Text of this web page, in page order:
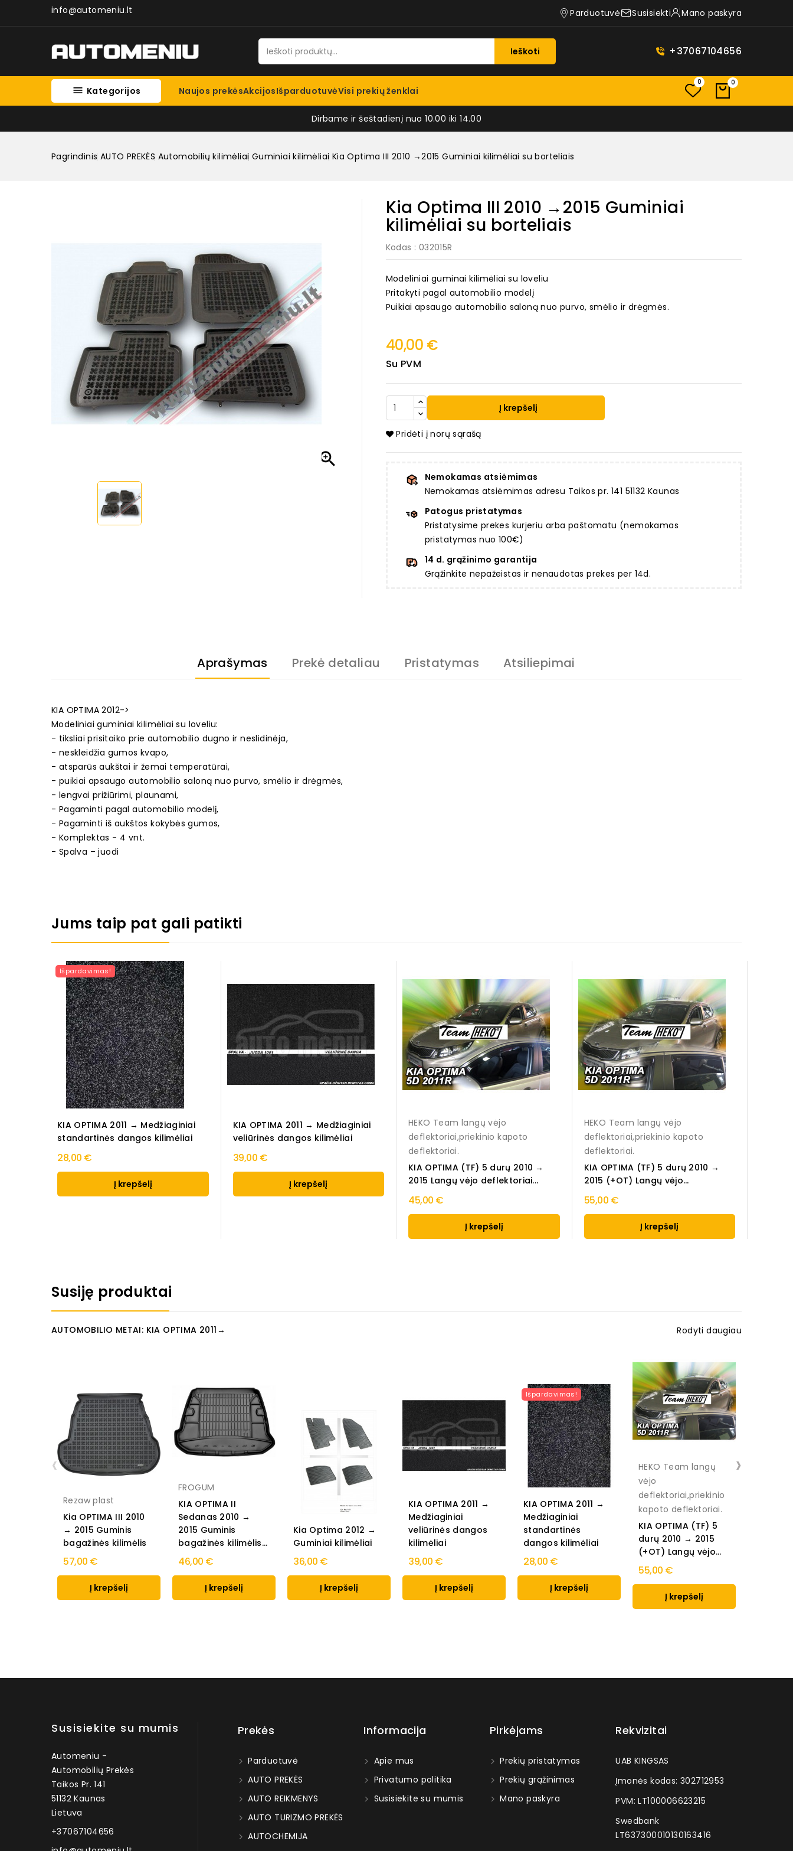
info@automeniu.lt Parduotuvė Susisiekti Mano paskyra
Ieškoti +37067104656
 Kategorijos Naujos prekėsAkcijosIšparduotuvėVisi prekių ženklai
0 0
Dirbame ir šeštadienį nuo 10.00 iki 14.00
Pagrindinis AUTO PREKĖS Automobilių kilimėliai Guminiai kilimėliai Kia Optima III 2010 →2015 Guminiai kilimėliai su borteliais

Kia Optima III 2010 →2015 Guminiai
kilimėliai su borteliais
Kodas : 032015R
Modeliniai guminai kilimėliai su loveliu
Pritakyti pagal automobilio modelį
Puikiai apsaugo automobilio saloną nuo purvo, smėlio ir drėgmės.
40,00 €
Su PVM
Į krepšelį
Pridėti į norų sąrašą
Nemokamas atsiėmimas
Nemokamas atsiėmimas adresu Taikos pr. 141 51132 Kaunas
Patogus pristatymas
Pristatysime prekes kurjeriu arba paštomatu (nemokamas
pristatymas nuo 100€)
14 d. grąžinimo garantija
Grąžinkite nepažeistas ir nenaudotas prekes per 14d.
Aprašymas Prekė detaliau Pristatymas Atsiliepimai
KIA OPTIMA 2012->
Modeliniai guminiai kilimėliai su loveliu:
- tiksliai prisitaiko prie automobilio dugno ir neslidinėja,
- neskleidžia gumos kvapo,
- atsparūs aukštai ir žemai temperatūrai,
- puikiai apsaugo automobilio saloną nuo purvo, smėlio ir drėgmės,
- lengvai prižiūrimi, plaunami,
- Pagaminti pagal automobilio modelį,
- Pagaminti iš aukštos kokybės gumos,
- Komplektas - 4 vnt.
- Spalva – juodi
Jums taip pat gali patikti
Išpardavimas!
KIA OPTIMA 2011 → Medžiaginiai
standartinės dangos kilimėliai
28,00 €
Į krepšelį
KIA OPTIMA 2011 → Medžiaginiai
veliūrinės dangos kilimėliai
39,00 €
Į krepšelį
HEKO Team langų vėjo
deflektoriai,priekinio kapoto
deflektoriai.
KIA OPTIMA (TF) 5 durų 2010 →
2015 Langų vėjo deflektoriai...
45,00 €
Į krepšelį
HEKO Team langų vėjo
deflektoriai,priekinio kapoto
deflektoriai.
KIA OPTIMA (TF) 5 durų 2010 →
2015 (+OT) Langų vėjo...
55,00 €
Į krepšelį
Susiję produktai
AUTOMOBILIO METAI: KIA OPTIMA 2011→ Rodyti daugiau
Rezaw plast
Kia OPTIMA III 2010
→ 2015 Guminis
bagažinės kilimėlis
57,00 €
Į krepšelį
FROGUM
KIA OPTIMA II
Sedanas 2010 →
2015 Guminis
bagažinės kilimėlis...
46,00 €
Į krepšelį
Kia Optima 2012 →
Guminiai kilimėliai
36,00 €
Į krepšelį
KIA OPTIMA 2011 →
Medžiaginiai
veliūrinės dangos
kilimėliai
39,00 €
Į krepšelį
Išpardavimas!
KIA OPTIMA 2011 →
Medžiaginiai
standartinės
dangos kilimėliai
28,00 €
Į krepšelį
HEKO Team langų
vėjo
deflektoriai,priekinio
kapoto deflektoriai.
KIA OPTIMA (TF) 5
durų 2010 → 2015
(+OT) Langų vėjo...
55,00 €
Į krepšelį
‹ ›
Susisiekite su mumis
Automeniu -
Automobilių Prekės
Taikos Pr. 141
51132 Kaunas
Lietuva
+37067104656
Prekės
Parduotuvė
AUTO PREKĖS
AUTO REIKMENYS
AUTO TURIZMO PREKĖS
AUTOCHEMIJA
Informacija
Apie mus
Privatumo politika
Susisiekite su mumis
Pirkėjams
Prekių pristatymas
Prekių grąžinimas
Mano paskyra
Rekvizitai
UAB KINGSAS
Įmonės kodas: 302712953
PVM: LT100006623215
Swedbank
LT637300010130163416